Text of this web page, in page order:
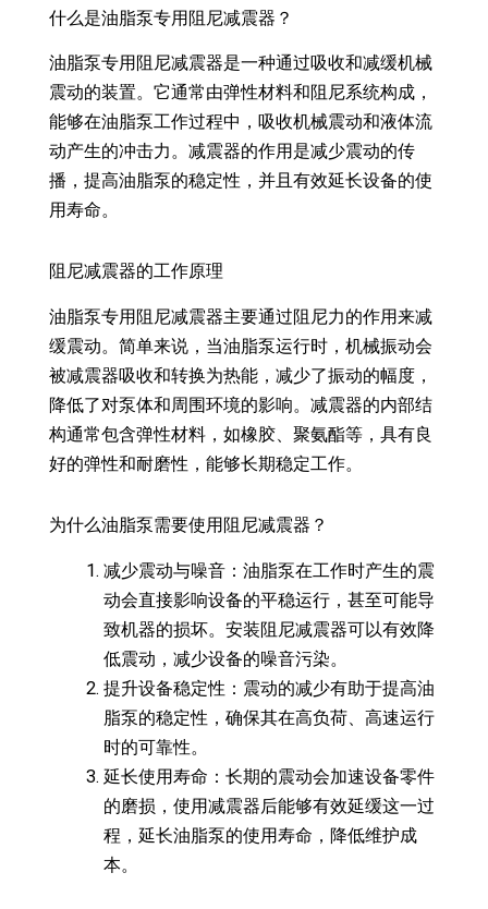
什么是油脂泵专用阻尼减震器？
油脂泵专用阻尼减震器是一种通过吸收和减缓机械
震动的装置。它通常由弹性材料和阻尼系统构成，
能够在油脂泵工作过程中，吸收机械震动和液体流
动产生的冲击力。减震器的作用是减少震动的传
播，提高油脂泵的稳定性，并且有效延长设备的使
用寿命。
阻尼减震器的工作原理
油脂泵专用阻尼减震器主要通过阻尼力的作用来减
缓震动。简单来说，当油脂泵运行时，机械振动会
被减震器吸收和转换为热能，减少了振动的幅度，
降低了对泵体和周围环境的影响。减震器的内部结
构通常包含弹性材料，如橡胶、聚氨酯等，具有良
好的弹性和耐磨性，能够长期稳定工作。
为什么油脂泵需要使用阻尼减震器？
减少震动与噪音：油脂泵在工作时产生的震
动会直接影响设备的平稳运行，甚至可能导
致机器的损坏。安装阻尼减震器可以有效降
低震动，减少设备的噪音污染。
提升设备稳定性：震动的减少有助于提高油
脂泵的稳定性，确保其在高负荷、高速运行
时的可靠性。
延长使用寿命：长期的震动会加速设备零件
的磨损，使用减震器后能够有效延缓这一过
程，延长油脂泵的使用寿命，降低维护成
本。